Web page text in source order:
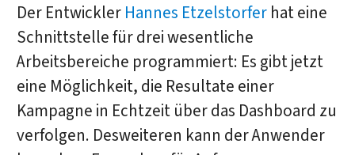
Der Entwickler Hannes Etzelstorferhat eine
Schnittstelle für drei wesentliche
Arbeitsbereiche programmiert: Es gibt jetzt
eine Möglichkeit, die Resultate einer
Kampagne in Echtzeit über das Dashboard zu
verfolgen. Desweiteren kann der Anwender